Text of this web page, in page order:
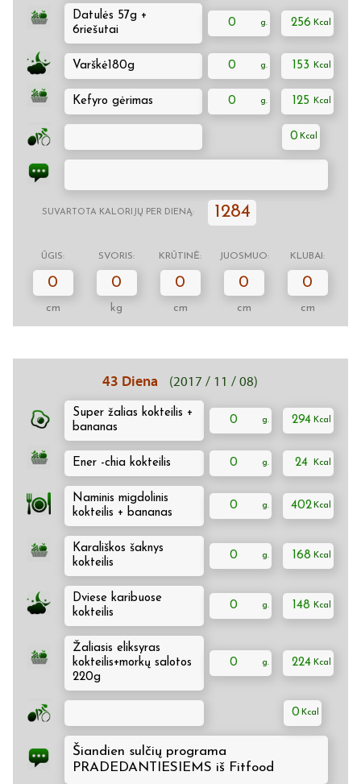
Datulės 57g +
6riešutai
0 256
Varškė180g 0 153
Kefyro gėrimas 0 125
0
SUVARTOTA KALORIJŲ PER DIENĄ: 1284
ŪGIS: SVORIS: KRŪTINĖ: JUOSMUO: KLUBAI:
0
cm
0
kg
0
cm
0
cm
0
cm
43 Diena (2017 / 11 / 08)
Super žalias kokteilis +
bananas
0 294
Ener -chia kokteilis 0 24
Naminis migdolinis
kokteilis + bananas
0 402
Karališkos šaknys
kokteilis
0 168
Dviese karibuose
kokteilis
0 148
Žaliasis eliksyras
kokteilis+morkų salotos
220g
0 224
0
Šiandien sulčių programa
PRADEDANTIESIEMS iš Fitfood